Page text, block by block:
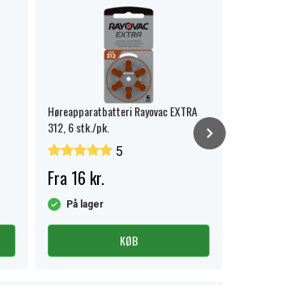
Høreapparatbatteri Rayovac EXTRA
312, 6 stk./pk.
5
Fra 16 kr.
På lager
KØB